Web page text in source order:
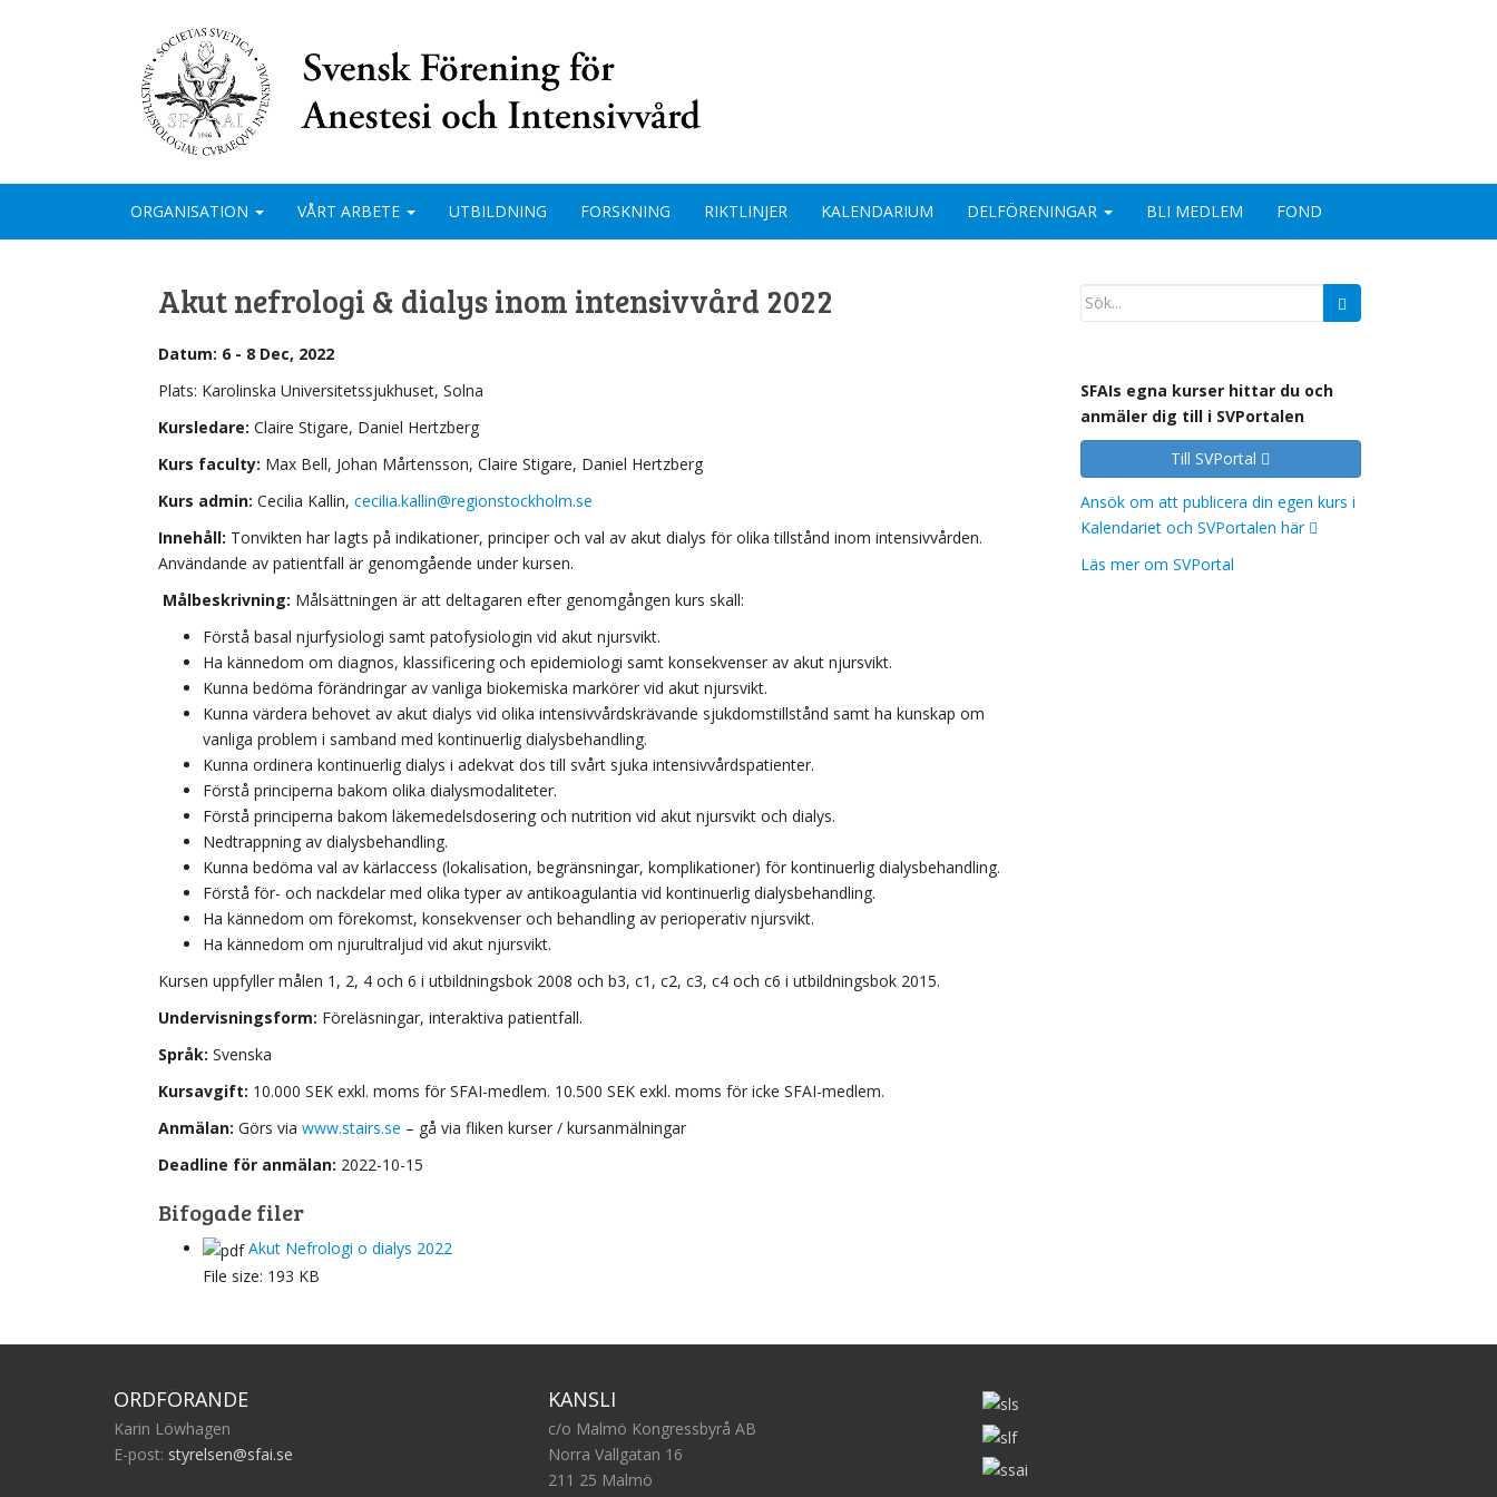
ORGANISATION VÅRT ARBETE UTBILDNING FORSKNING RIKTLINJER KALENDARIUM DELFÖRENINGAR BLI MEDLEM FOND
Akut nefrologi & dialys inom intensivvård 2022
Datum: 6 - 8 Dec, 2022
Plats: Karolinska Universitetssjukhuset, Solna
Kursledare: Claire Stigare, Daniel Hertzberg
Kurs faculty: Max Bell, Johan Mårtensson, Claire Stigare, Daniel Hertzberg
Kurs admin: Cecilia Kallin, cecilia.kallin@regionstockholm.se
Innehåll: Tonvikten har lagts på indikationer, principer och val av akut dialys för olika tillstånd inom intensivvården.
Användande av patientfall är genomgående under kursen.
Målbeskrivning: Målsättningen är att deltagaren efter genomgången kurs skall:
Förstå basal njurfysiologi samt patofysiologin vid akut njursvikt.
Ha kännedom om diagnos, klassificering och epidemiologi samt konsekvenser av akut njursvikt.
Kunna bedöma förändringar av vanliga biokemiska markörer vid akut njursvikt.
Kunna värdera behovet av akut dialys vid olika intensivvårdskrävande sjukdomstillstånd samt ha kunskap om
vanliga problem i samband med kontinuerlig dialysbehandling.
Kunna ordinera kontinuerlig dialys i adekvat dos till svårt sjuka intensivvårdspatienter.
Förstå principerna bakom olika dialysmodaliteter.
Förstå principerna bakom läkemedelsdosering och nutrition vid akut njursvikt och dialys.
Nedtrappning av dialysbehandling.
Kunna bedöma val av kärlaccess (lokalisation, begränsningar, komplikationer) för kontinuerlig dialysbehandling.
Förstå för- och nackdelar med olika typer av antikoagulantia vid kontinuerlig dialysbehandling.
Ha kännedom om förekomst, konsekvenser och behandling av perioperativ njursvikt.
Ha kännedom om njurultraljud vid akut njursvikt.
Kursen uppfyller målen 1, 2, 4 och 6 i utbildningsbok 2008 och b3, c1, c2, c3, c4 och c6 i utbildningsbok 2015.
Undervisningsform: Föreläsningar, interaktiva patientfall.
Språk: Svenska
Kursavgift: 10.000 SEK exkl. moms för SFAI-medlem. 10.500 SEK exkl. moms för icke SFAI-medlem.
Anmälan: Görs via www.stairs.se – gå via fliken kurser / kursanmälningar
Deadline för anmälan: 2022-10-15
Bifogade filer
Akut Nefrologi o dialys 2022
File size: 193 KB
SFAIs egna kurser hittar du och
anmäler dig till i SVPortalen
Till SVPortal
Ansök om att publicera din egen kurs i
Kalendariet och SVPortalen här
Läs mer om SVPortal
ORDFÖRANDE
Karin Löwhagen
E-post: styrelsen@sfai.se
KANSLI
c/o Malmö Kongressbyrå AB
Norra Vallgatan 16
211 25 Malmö